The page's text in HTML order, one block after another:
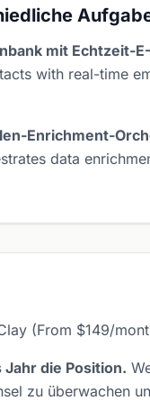
mit Echtzeit-
with real-time
Enrichment-
data
(From $149/
die Position.
zu überwachen